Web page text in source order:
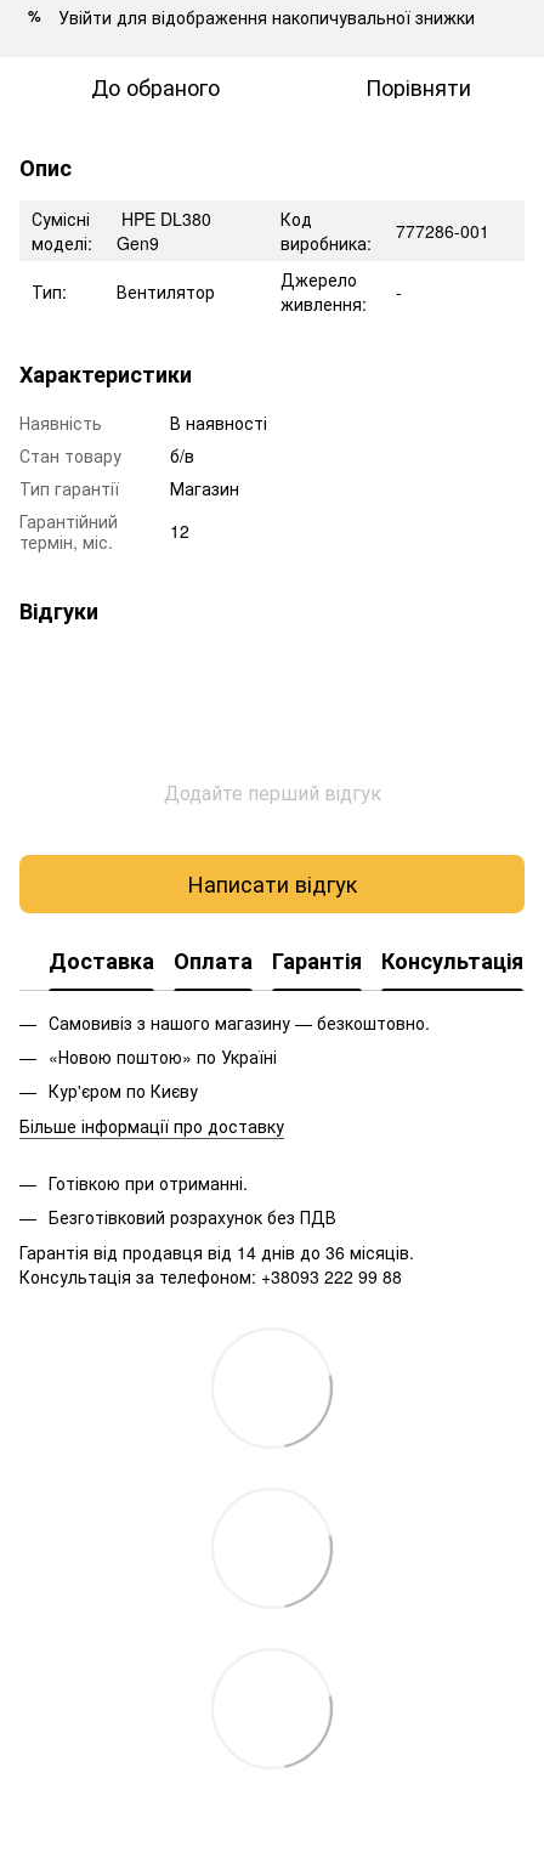
% Увійти для відображення накопичувальної знижки
До обраного Порівняти
Опис
Сумісні
моделі:
HPE DL380
Gen9
Код
виробника:
777286-001
Тип: Вентилятор
Джерело
живлення:
-
Характеристики
Наявність
В наявності
Стан товару
б/в
Тип гарантії
Магазин
Гарантійний
термін, міс.
12
Відгуки
Додайте перший відгук
Написати відгук
Доставка Оплата Гарантія Консультація
Самовивіз з нашого магазину — безкоштовно.
«Новою поштою» по Україні
Кур'єром по Києву
Більше інформації про доставку
Готівкою при отриманні.
Безготівковий розрахунок без ПДВ
Гарантія від продавця від 14 днів до 36 місяців.
Консультація за телефоном: +38093 222 99 88